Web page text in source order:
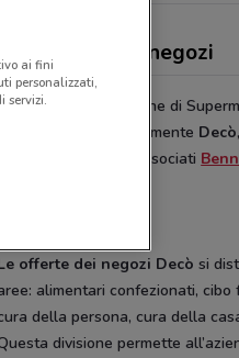
Decò, offerte e negozi
novero delle catene di
GDO italiana c’è certamente Decò
che vanta tra i suoi associati
offerte dei negozi Decòsi
alimentari confezionati, cibo
della persona, cura della
divisione permette
ai fini
personalizzati,
servizi.